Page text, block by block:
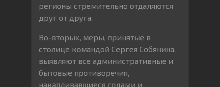
регионы стремительно отдаляются
друг от друга.
Во-вторых, меры, принятые в
столице командой Сергея Собянина,
выявляют все административные и
бытовые противоречия,
накапливавшиеся годами и